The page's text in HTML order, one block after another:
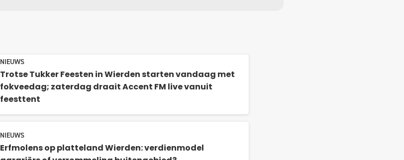
NIEUWS
Trotse Tukker Feesten in Wierden starten vandaag met
fokveedag; zaterdag draait Accent FM live vanuit
feesttent
NIEUWS
Erfmolens op platteland Wierden: verdienmodel